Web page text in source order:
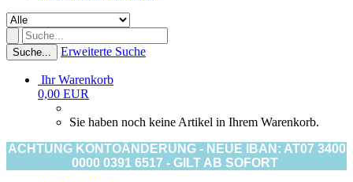
Suche... Erweiterte Suche
Ihr Warenkorb
0,00 EUR
Sie haben noch keine Artikel in Ihrem Warenkorb.
ACHTUNG KONTOÄNDERUNG - NEUE IBAN: AT07 3400
0000 0391 6517 - GILT AB SOFORT